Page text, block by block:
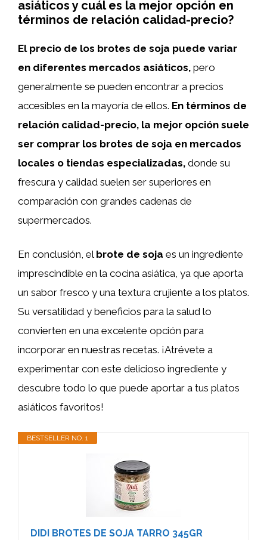
asiáticos y cuál es la mejor opción en
términos de relación calidad-precio?
El precio de los brotes de soja puede variar
en diferentes mercados asiáticos, pero
generalmente se pueden encontrar a precios
accesibles en la mayoría de ellos. En términos de
relación calidad-precio, la mejor opción suele
ser comprar los brotes de soja en mercados
locales o tiendas especializadas, donde su
frescura y calidad suelen ser superiores en
comparación con grandes cadenas de
supermercados.
En conclusión, el brote de soja es un ingrediente
imprescindible en la cocina asiática, ya que aporta
un sabor fresco y una textura crujiente a los platos.
Su versatilidad y beneficios para la salud lo
convierten en una excelente opción para
incorporar en nuestras recetas. ¡Atrévete a
experimentar con este delicioso ingrediente y
descubre todo lo que puede aportar a tus platos
asiáticos favoritos!
BESTSELLER NO. 1
DIDI BROTES DE SOJA TARRO 345GR